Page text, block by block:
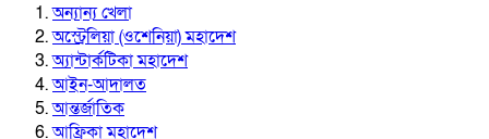
অন্যান্য খেলা
অস্ট্রেলিয়া (ওশেনিয়া) মহাদেশ
অ্যান্টার্কটিকা মহাদেশ
আইন-আদালত
আন্তর্জাতিক
আফ্রিকা মহাদেশ